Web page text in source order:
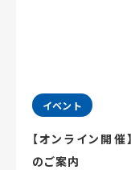
イベント
【オンライン開
のご案内